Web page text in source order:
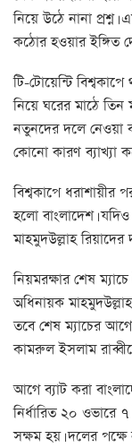
নিয়ে উঠে নানা
কঠোর হওয়ার
টি-টোয়েন্টি
নিয়ে ঘরের মাঠে তিন
নতুনদের দলে নেওয়া
কোনো কারণ ব্যাখ্যা
বিশ্বকাপে ধরাশায়ীর
হলো বাংলাদেশ।
মাহমুদউল্লাহ রিয়াদের
নিয়মরক্ষার শেষ
অধিনায়ক
তবে শেষ ম্যাচের
কামরুল ইসলাম
আগে ব্যাট করা
নির্ধারিত ২০ ওভারে
সক্ষম হয়। দলের